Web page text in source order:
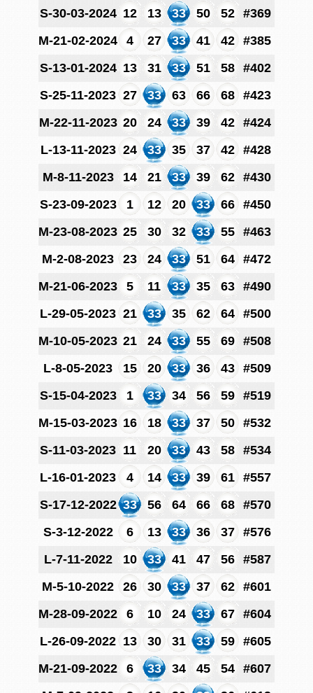
S-30-03-2024 12 13 33 50 52
#369
M-21-02-2024
4 27 33 41 42
#385
S-13-01-2024 13 31 33 51 58
#402
S-25-11-2023 27 33 63 66 68
#423
M-22-11-2023 20 24 33 39 42
#424
L-13-11-2023 24 33 35 37 42
#428
M-8-11-2023
14 21 33 39 62
#430
S-23-09-2023
1 12 20 33 66
#450
M-23-08-2023 25 30 32 33 55
#463
M-2-08-2023
23 24 33 51 64
#472
M-21-06-2023
5 11 33 35 63
#490
L-29-05-2023 21 33 35 62 64
#500
M-10-05-2023 21 24 33 55 69
#508
L-8-05-2023
15 20 33 36 43
#509
S-15-04-2023
1 33 34 56 59
#519
M-15-03-2023 16 18 33 37 50
#532
S-11-03-2023 11 20 33 43 58
#534
L-16-01-2023
4 14 33 39 61
#557
S-17-12-2022 33 56 64 66 68
#570
S-3-12-2022
6 13 33 36 37
#576
L-7-11-2022
10 33 41 47 56
#587
M-5-10-2022
26 30 33 37 62
#601
M-28-09-2022
6 10 24 33 67
#604
L-26-09-2022 13 30 31 33 59
#605
M-21-09-2022
6 33 34 45 54
#607